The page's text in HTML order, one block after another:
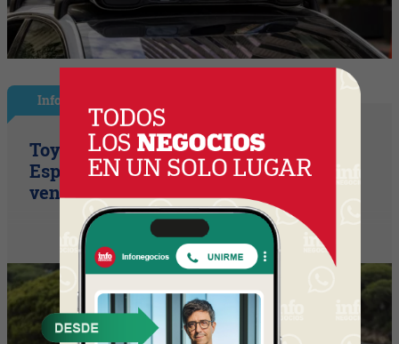
InfoNegocios España
Toyota consolida su liderazgo en
España en julio tras hacer crecer sus
ventas un 10% en 2026